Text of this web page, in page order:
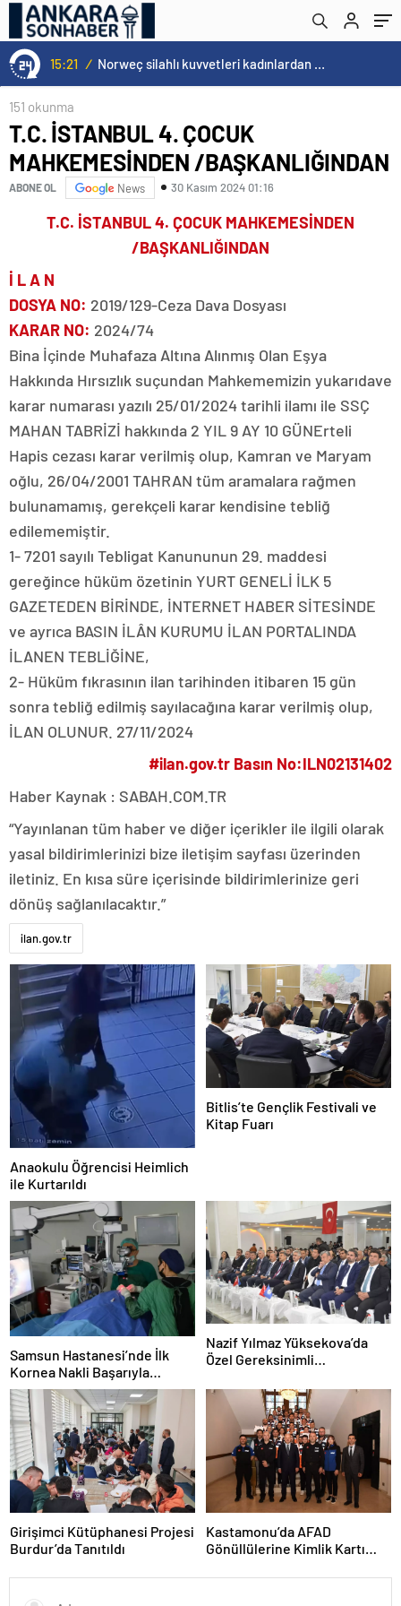
15:21 / Norweç silahlı kuvvetleri kadınlardan oluşan özel kuvvetler eğitimlerini başlattı.
151 okunma
T.C. İSTANBUL 4. ÇOCUK
MAHKEMESİNDEN /BAŞKANLIĞINDAN
ABONE OL News 30 Kasım 2024 01:16
T.C. İSTANBUL 4. ÇOCUK MAHKEMESİNDEN
/BAŞKANLIĞINDAN
İ L A N
DOSYA NO: 2019/129-Ceza Dava Dosyası
KARAR NO: 2024/74
Bina İçinde Muhafaza Altına Alınmış Olan Eşya
Hakkında Hırsızlık suçundan Mahkememizin yukarıdave
karar numarası yazılı 25/01/2024 tarihli ilamı ile SSÇ
MAHAN TABRİZİ hakkında 2 YIL 9 AY 10 GÜNErteli
Hapis cezası karar verilmiş olup, Kamran ve Maryam
oğlu, 26/04/2001 TAHRAN tüm aramalara rağmen
bulunamamış, gerekçeli karar kendisine tebliğ
edilememiştir.
1- 7201 sayılı Tebligat Kanununun 29. maddesi
gereğince hüküm özetinin YURT GENELİ İLK 5
GAZETEDEN BİRİNDE, İNTERNET HABER SİTESİNDE
ve ayrıca BASIN İLÂN KURUMU İLAN PORTALINDA
İLANEN TEBLİĞİNE,
2- Hüküm fıkrasının ilan tarihinden itibaren 15 gün
sonra tebliğ edilmiş sayılacağına karar verilmiş olup,
İLAN OLUNUR. 27/11/2024
#ilan.gov.tr Basın No:ILN02131402
Haber Kaynak : SABAH.COM.TR
“Yayınlanan tüm haber ve diğer içerikler ile ilgili olarak
yasal bildirimlerinizi bize iletişim sayfası üzerinden
iletiniz. En kısa süre içerisinde bildirimlerinize geri
dönüş sağlanılacaktır.”
ilan.gov.tr
Anaokulu Öğrencisi Heimlich
ile Kurtarıldı
Bitlis’te Gençlik Festivali ve
Kitap Fuarı
Samsun Hastanesi’nde İlk
Kornea Nakli Başarıyla
Gerçekleşti
Nazif Yılmaz Yüksekova’da
Özel Gereksinimli
Girişimci Kütüphanesi Projesi
Burdur’da Tanıtıldı
Kastamonu’da AFAD
Gönüllülerine Kimlik Kartı